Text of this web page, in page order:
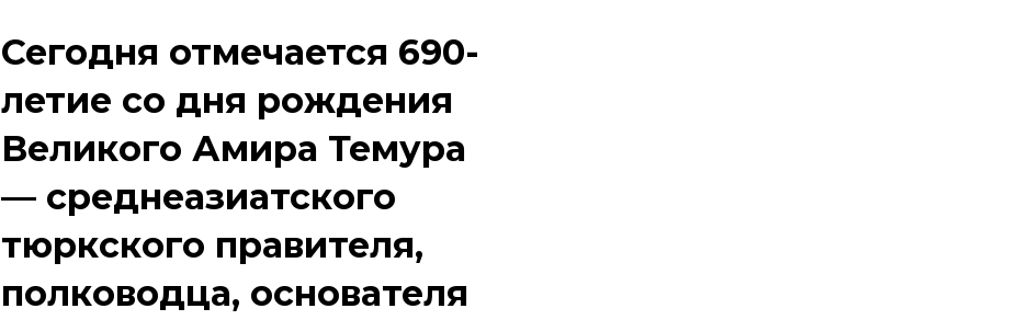
Сегодня отмечается 690-
летие со дня рождения
Великого Амира Темура
— среднеазиатского
тюркского правителя,
полководца, основателя